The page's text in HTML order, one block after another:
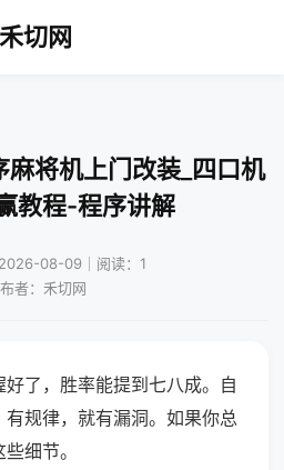
禾切网
将机上门改装_四口机
教程-程序讲解
08-09｜阅读：1
者：禾切网
了，胜率能提到七八成。自
规律，就有漏洞。如果你总
细节。